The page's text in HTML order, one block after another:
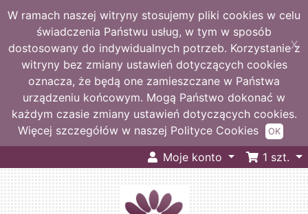
W ramach naszej witryny stosujemy pliki cookies w celu
świadczenia Państwu usług, w tym w sposób
dostosowany do indywidualnych potrzeb. Korzystanie z
witryny bez zmiany ustawień dotyczących cookies
oznacza, że będą one zamieszczane w Państwa
urządzeniu końcowym. Mogą Państwo dokonać w
każdym czasie zmiany ustawień dotyczących cookies.
Więcej szczegółów w naszej Polityce Cookies
X
OK
Moje konto 1 szt.